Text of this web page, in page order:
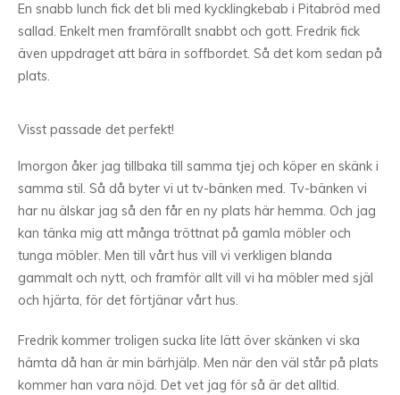
En snabb lunch fick det bli med kycklingkebab i Pitabröd med
sallad. Enkelt men framförallt snabbt och gott. Fredrik fick
även uppdraget att bära in soffbordet. Så det kom sedan på
plats.
Visst passade det perfekt!
Imorgon åker jag tillbaka till samma tjej och köper en skänk i
samma stil. Så då byter vi ut tv-bänken med. Tv-bänken vi
har nu älskar jag så den får en ny plats här hemma. Och jag
kan tänka mig att många tröttnat på gamla möbler och
tunga möbler. Men till vårt hus vill vi verkligen blanda
gammalt och nytt, och framför allt vill vi ha möbler med själ
och hjärta, för det förtjänar vårt hus.
Fredrik kommer troligen sucka lite lätt över skänken vi ska
hämta då han är min bärhjälp. Men när den väl står på plats
kommer han vara nöjd. Det vet jag för så är det alltid.